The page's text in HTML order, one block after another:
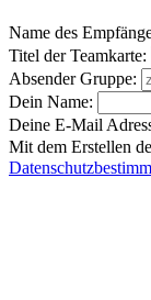
Name des
Titel der Teamkarte:
Absender Gruppe:
Dein Name:
Deine E-Mail
Mit dem Erstellen